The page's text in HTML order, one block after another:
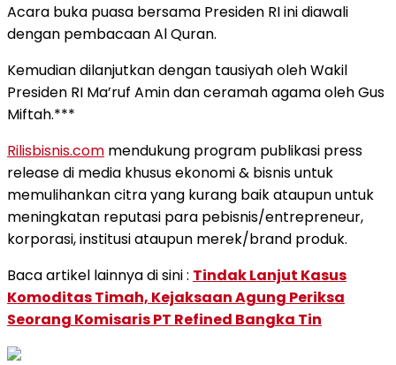
Acara buka puasa bersama Presiden RI ini diawali
dengan pembacaan Al Quran.
Kemudian dilanjutkan dengan tausiyah oleh Wakil
Presiden RI Ma’ruf Amin dan ceramah agama oleh Gus
Miftah.***
Rilisbisnis.com mendukung program publikasi press
release di media khusus ekonomi & bisnis untuk
memulihankan citra yang kurang baik ataupun untuk
meningkatan reputasi para pebisnis/entrepreneur,
korporasi, institusi ataupun merek/brand produk.
Baca artikel lainnya di sini : Tindak Lanjut Kasus
Komoditas Timah, Kejaksaan Agung Periksa
Seorang Komisaris PT Refined Bangka Tin